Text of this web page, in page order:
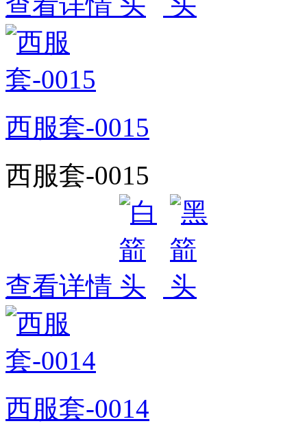
西服套-0015
西服套-0015
查看详情
西服套-0014